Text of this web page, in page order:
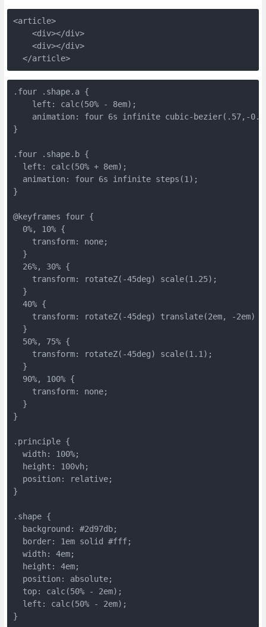
<article>
    <div></div>
    <div></div>
  </article>
.four .shape.a {
    left: calc(50% - 8em);
animation: four 6s infinite cubic-bezier(.57,-
}
.four .shape.b {
  left: calc(50% + 8em);
  animation: four 6s infinite steps(1);
}
@keyframes four {
  0%, 10% {
    transform: none;
  }
  26%, 30% {
    transform: rotateZ(-45deg) scale(1.25);
  }
  40% {
transform: rotateZ(-45deg) translate(2em, -2em)
  }
  50%, 75% {
    transform: rotateZ(-45deg) scale(1.1);
  }
  90%, 100% {
    transform: none;
  }
}
.principle {
  width: 100%;
  height: 100vh;
  position: relative;
}
.shape {
  background: #2d97db;
  border: 1em solid #fff;
  width: 4em;
  height: 4em;
  position: absolute;
  top: calc(50% - 2em);
  left: calc(50% - 2em);
}